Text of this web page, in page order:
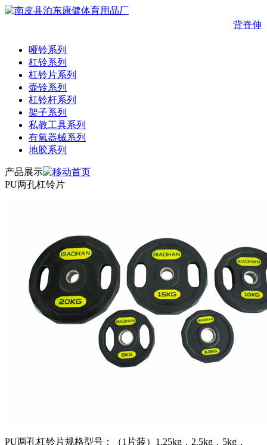
背脊伸
哑铃系列
杠铃系列
杠铃片系列
壶铃系列
杠铃杆系列
架子系列
私教工具系列
有氧器械系列
地胶系列
产品展示
PU两孔杠铃片
PU两孔杠铃片规格型号：（1片装）1.25kg，2.5kg，5kg，